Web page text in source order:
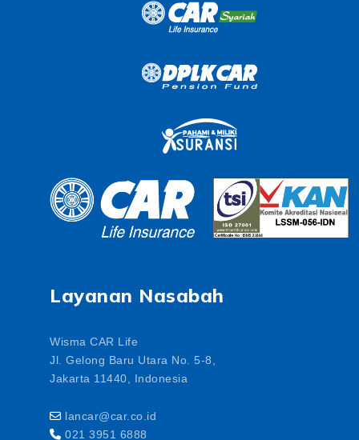
Layanan Nasabah
Wisma CAR Life
Jl. Gelong Baru Utara No. 5-8,
Jakarta 11440, Indonesia
lancar@car.co.id
021 3951 6888